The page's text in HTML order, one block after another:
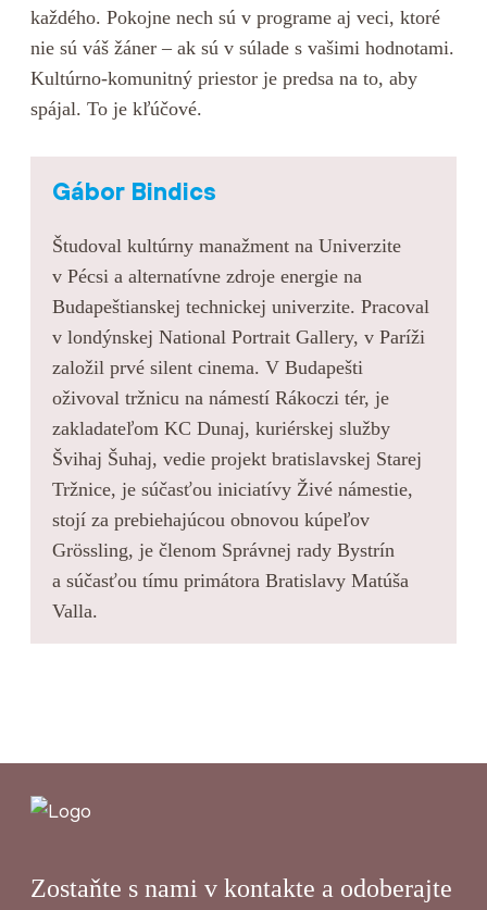
každého. Pokojne nech sú v programe aj veci, ktoré
nie sú váš žáner – ak sú v súlade s vašimi hodnotami.
Kultúrno-komunitný priestor je predsa na to, aby
spájal. To je kľúčové.
Gábor Bindics
Študoval kultúrny manažment na Univerzite
v Pécsi a alternatívne zdroje energie na
Budapeštianskej technickej univerzite. Pracoval
v londýnskej National Portrait Gallery, v Paríži
založil prvé silent cinema. V Budapešti
oživoval tržnicu na námestí Rákoczi tér, je
zakladateľom KC Dunaj, kuriérskej služby
Švihaj Šuhaj, vedie projekt bratislavskej Starej
Tržnice, je súčasťou iniciatívy Živé námestie,
stojí za prebiehajúcou obnovou kúpeľov
Grössling, je členom Správnej rady Bystrín
a súčasťou tímu primátora Bratislavy Matúša
Valla.
Zostaňte s nami v kontakte a odoberajte